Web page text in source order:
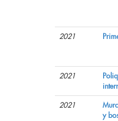
2021
2021
2021
y